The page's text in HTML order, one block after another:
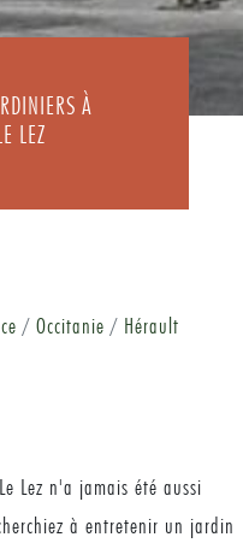
À
LEZ
Occitanie
Hérault
Lez n'a jamais été aussi
à entretenir un jardin